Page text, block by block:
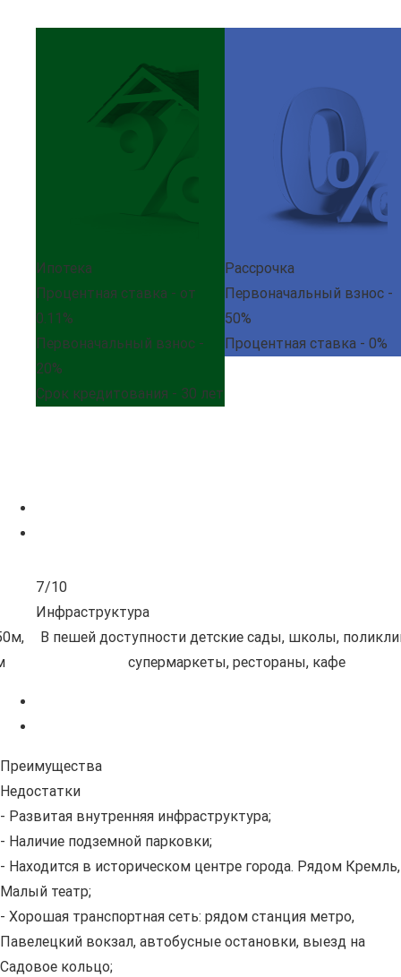
Ипотека
Процентная ставка - от
0.11%
Первоначальный взнос -
20%
Срок кредитования - 30 лет
Рассрочка
Первоначальный взнос -
50%
Процентная ставка - 0%
6/10
Экология
Комплекс расположен в районе с оживленным
автомобильным движением и слабым
Преимущества
Недостатки
- Развитая внутренняя инфраструктура;
- Наличие подземной парковки;
- Находится в историческом центре города. Рядом Кремль,
Малый театр;
- Хорошая транспортная сеть: рядом станция метро,
Павелецкий вокзал, автобусные остановки, выезд на
Садовое кольцо;